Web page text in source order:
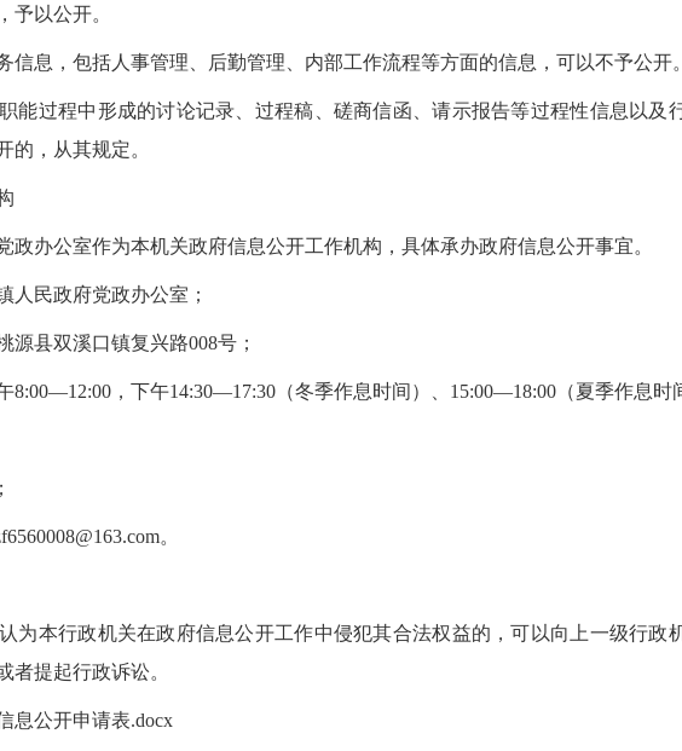
予以公开。
信息，包括人事管理、后勤管理、内部工作流程等方面的信息，可以不予公开。
能过程中形成的讨论记录、过程稿、磋商信函、请示报告等过程性信息以及
的，从其规定。
政办公室作为本机关政府信息公开工作机构，具体承办政府信息公开事宜。
人民政府党政办公室；
源县双溪口镇复兴路008号；
8:00—12:00，下午14:30—17:30（冬季作息时间）、15:00—18:00（夏季作息时
。
为本行政机关在政府信息公开工作中侵犯其合法权益的，可以向上一级行政
者提起行政诉讼。
息公开申请表.docx